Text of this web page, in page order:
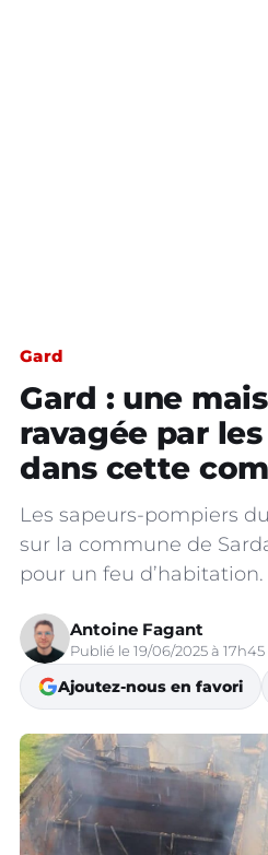
Gard
Gard : une
ravagée par
dans cette
Les sapeurs-pompiers
sur la commune de
pour un feu d’habitation.
Antoine Fagant
Publié le 19/06/2025 à 17h45
Ajoutez-nous en favori